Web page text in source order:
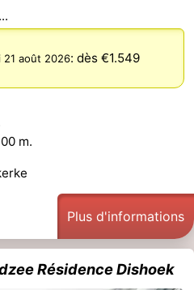
21 août 2026: dès €1.549
m.
Plus d'informations
Résidence Dishoek